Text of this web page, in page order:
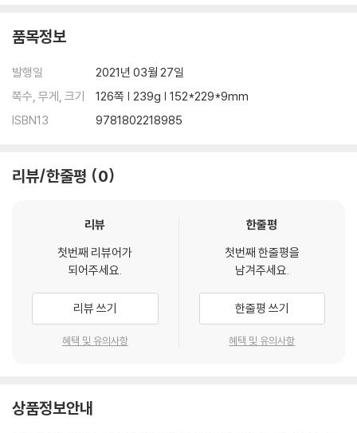
this incredible book!
품목정보
발행일
2021년 03월 27일
쪽수, 무게, 크기
126쪽 | 239g | 152*229*9mm
ISBN13
9781802218985
리뷰/한줄평 0
리뷰
첫번째 리뷰어가
되어주세요.
리뷰 쓰기
혜택 및 유의사항
한줄평
첫번째 한줄평을
남겨주세요.
한줄평 쓰기
혜택 및 유의사항
상품정보안내